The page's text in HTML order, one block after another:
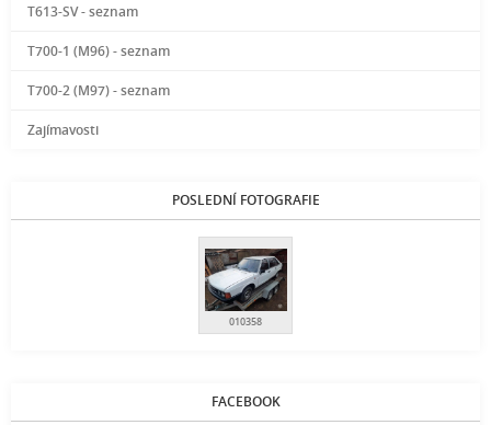
T613-SV - seznam
T700-1 (M96) - seznam
T700-2 (M97) - seznam
Zajímavosti
POSLEDNÍ FOTOGRAFIE
010358
FACEBOOK